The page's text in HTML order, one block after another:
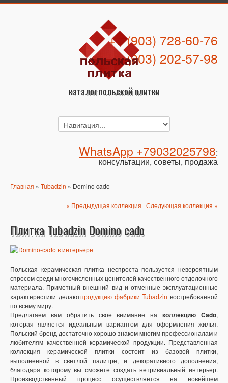
каталог польской плитки
+7 (903) 728-60-76
+7 (903) 202-57-98
WhatsApp +79032025798:
консультации, советы, продажа
Главная » Tubadzin » Domino cado
« Предыдущая коллекция ¦ Следующая коллекция »
Плитка Tubadzin Domino cado
Польская керамическая плитка неспроста пользуется невероятным
спросом среди многочисленных ценителей качественного отделочного
материала. Приметный внешний вид и отменные эксплуатационные
характеристики делаютпродукцию фабрики Tubadzin востребованной
по всему миру.
Предлагаем вам обратить свое внимание наколлекцию Cado,
которая является идеальным вариантом для оформления жилья.
Польский бренд достаточно хорошо знаком многим профессионалам и
любителям качественной керамической продукции. Представленная
коллекция керамической плитки состоит из базовой плитки,
выполненной в светлой палитре, и декоративного дополнения,
благодаря которому вы сможете создать нетривиальный интерьер.
Производственный процесс осуществляется на новейшем